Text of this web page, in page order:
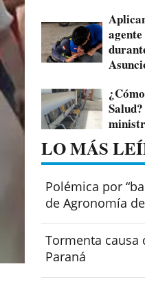
LO MÁS
Polémica por
de Agronomía
Tormenta causa
Paraná